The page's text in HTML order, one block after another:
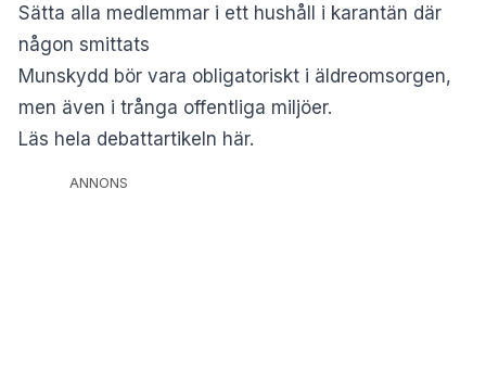
Sätta alla medlemmar i ett hushåll i karantän där
någon smittats
Munskydd bör vara obligatoriskt i äldreomsorgen,
men även i trånga offentliga miljöer.
Läs hela debattartikeln här.
ANNONS